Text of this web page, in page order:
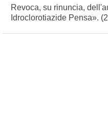
Revoca, su rinuncia,
Idroclorotiazide Pensa».